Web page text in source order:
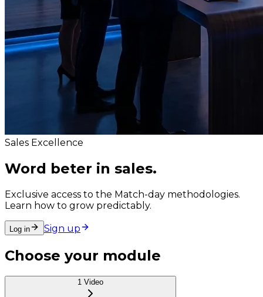
Sales Excellence
Word beter in sales.
Exclusive access to the Match-day methodologies.
Learn how to grow predictably.
Log in Sign up
Choose your module
1 Video